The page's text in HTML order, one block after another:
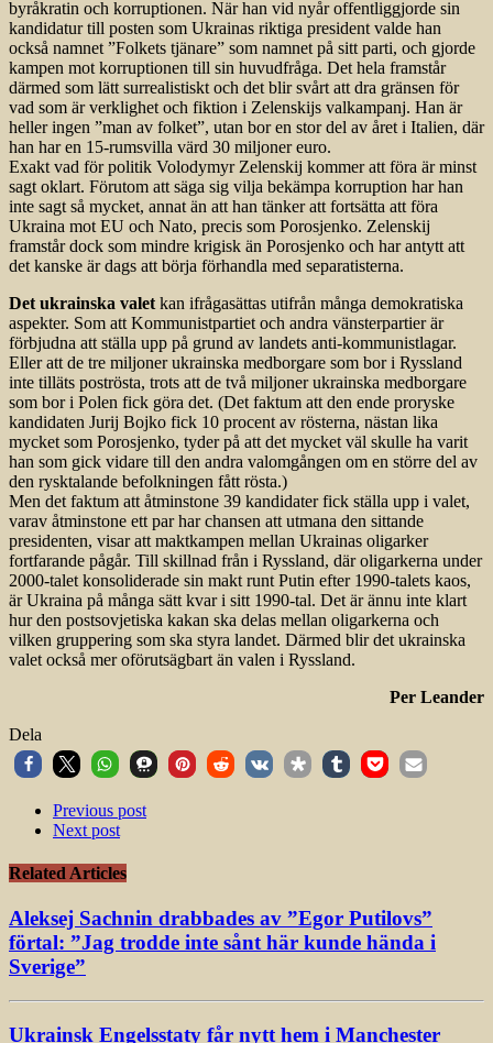
byråkratin och korruptionen. När han vid nyår offentliggjorde sin
kandidatur till posten som Ukrainas riktiga president valde han
också namnet ”Folkets tjänare” som namnet på sitt parti, och gjorde
kampen mot korruptionen till sin huvudfråga. Det hela framstår
därmed som lätt surrealistiskt och det blir svårt att dra gränsen för
vad som är verklighet och fiktion i Zelenskijs valkampanj. Han är
heller ingen ”man av folket”, utan bor en stor del av året i Italien, där
han har en 15-rumsvilla värd 30 miljoner euro.
Exakt vad för politik Volodymyr Zelenskij kommer att föra är minst
sagt oklart. Förutom att säga sig vilja bekämpa korruption har han
inte sagt så mycket, annat än att han tänker att fortsätta att föra
Ukraina mot EU och Nato, precis som Porosjenko. Zelenskij
framstår dock som mindre krigisk än Porosjenko och har antytt att
det kanske är dags att börja förhandla med separatisterna.
Det ukrainska valet kan ifrågasättas utifrån många demokratiska
aspekter. Som att Kommunistpartiet och andra vänsterpartier är
förbjudna att ställa upp på grund av landets anti-kommunistlagar.
Eller att de tre miljoner ukrainska medborgare som bor i Ryssland
inte tilläts poströsta, trots att de två miljoner ukrainska medborgare
som bor i Polen fick göra det. (Det faktum att den ende proryske
kandidaten Jurij Bojko fick 10 procent av rösterna, nästan lika
mycket som Porosjenko, tyder på att det mycket väl skulle ha varit
han som gick vidare till den andra valomgången om en större del av
den rysktalande befolkningen fått rösta.)
Men det faktum att åtminstone 39 kandidater fick ställa upp i valet,
varav åtminstone ett par har chansen att utmana den sittande
presidenten, visar att maktkampen mellan Ukrainas oligarker
fortfarande pågår. Till skillnad från i Ryssland, där oligarkerna under
2000-talet konsoliderade sin makt runt Putin efter 1990-talets kaos,
är Ukraina på många sätt kvar i sitt 1990-tal. Det är ännu inte klart
hur den postsovjetiska kakan ska delas mellan oligarkerna och
vilken gruppering som ska styra landet. Därmed blir det ukrainska
valet också mer oförutsägbart än valen i Ryssland.
Per Leander
Dela
Previous post
Next post
Related Articles
Aleksej Sachnin drabbades av ”Egor Putilovs”
förtal: ”Jag trodde inte sånt här kunde hända i
Sverige”
Ukrainsk Engelsstaty får nytt hem i Manchester